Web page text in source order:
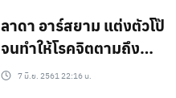
ลาดา อาร์สยาม แต่งตัวโป๊
จนทำให้โรคจิตตามถึง
บ้าน!!7 มิ.ย. 2561 22:16 น.